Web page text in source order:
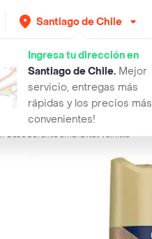
Santiago de Chile
Ingresa tu dirección en
Santiago de Chile. Mejor
servicio, entregas más
rápidas y los precios más
convenientes!
Desodorantes,Secret,
desodorante ambiental vainilla